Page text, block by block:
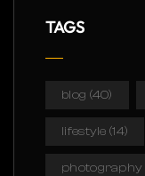
TAGS
blog (40)
lifestyle (14)
photography